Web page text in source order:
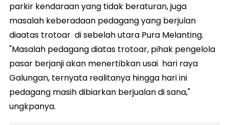
parkir kendaraan yang tidak beraturan, juga
masalah keberadaan pedagang yang berjulan
diaatas trotoar di sebelah utara Pura Melanting.
"Masalah pedagang diatas trotoar, pihak pengelola
pasar berjanji akan menertibkan usai hari raya
Galungan, ternyata realitanya hingga hari ini
pedagang masih dibiarkan berjualan di sana,"
ungkpanya.